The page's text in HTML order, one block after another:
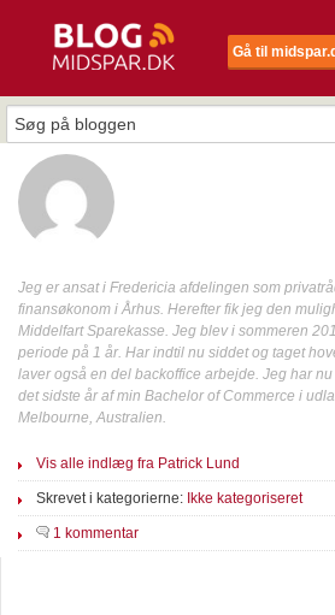
Gå til
Jeg er ansat i Fredericia afdelingen som
finansøkonom i Århus. Herefter fik jeg den
Middelfart Sparekasse. Jeg blev i sommeren
periode på 1 år. Har indtil nu siddet og taget
laver også en del backoffice arbejde. Jeg har
det sidste år af min Bachelor of Commerce i
Melbourne, Australien.
Vis alle indlæg fra Patrick Lund
Skrevet i kategorierne: Ikke kategoriseret
1 kommentar